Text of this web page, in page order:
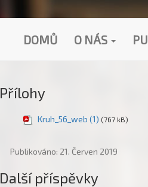
DOMŮ O NÁS
Přílohy
Kruh_56_web (1) (767 kB)
Publikováno: 21. Červen 2019
Další příspěvky